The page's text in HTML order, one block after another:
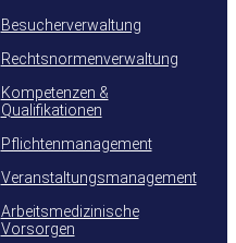
Besucherverwaltung
Rechtsnormenverwaltung
Kompetenzen &
Qualifikationen
Pflichtenmanagement
Veranstaltungsmanagement
Arbeitsmedizinische
Vorsorgen